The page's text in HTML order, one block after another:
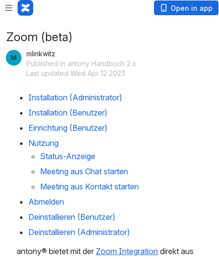
Open in app
Zoom (beta)
mlinkwitz
Published in antony Handbuch 2.x
Last updated Wed Apr 12 2023
Installation (Administrator)
Installation (Benutzer)
Einrichtung (Benutzer)
Nutzung
Status-Anzeige
Meeting aus Chat starten
Meeting aus Kontakt starten
Abmelden
Deinstallieren (Benutzer)
Deinstallieren (Administrator)
antony® bietet mit der Zoom Integration direkt aus